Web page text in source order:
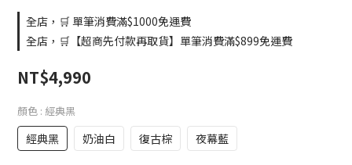
全店，🛒 單筆消費滿$1000免運費
全店，🛒【超商先付款再取貨】單筆消費滿$899免運費
NT$4,990
顏色 : 經典黑
經典黑 奶油白 復古棕 夜幕藍